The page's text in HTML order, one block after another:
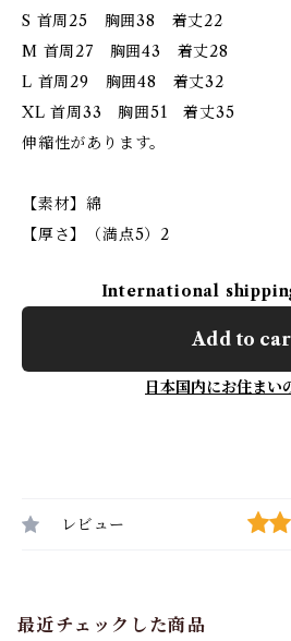
S 首周25 胸囲38 着丈22
M 首周27 胸囲43 着丈28
L 首周29 胸囲48 着丈32
XL 首周33 胸囲51 着丈35
伸縮性があります。
【素材】綿
【厚さ】（満点5）2
International
Add to
日本国内にお住まい
レビュー
最近チェックした商品